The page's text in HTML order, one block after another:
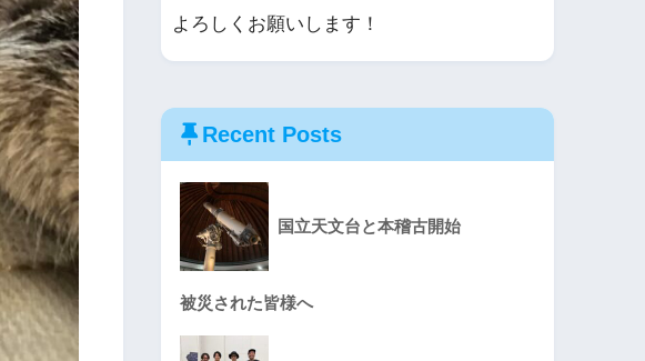
よろしくお願いします！
Recent Posts
国立天文台と本稽古開始
被災された皆様へ